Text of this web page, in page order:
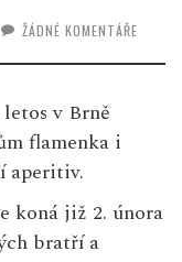
ŽÁDNÉ KOMENTÁŘE
letos v Brně
flamenka i
aperitiv.
koná již 2. února
bratří a